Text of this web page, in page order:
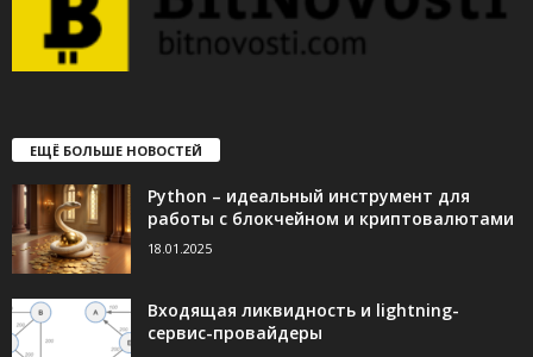
ЕЩЁ БОЛЬШЕ НОВОСТЕЙ
Python – идеальный инструмент для
работы с блокчейном и криптовалютами
18.01.2025
Входящая ликвидность и lightning-
сервис-провайдеры